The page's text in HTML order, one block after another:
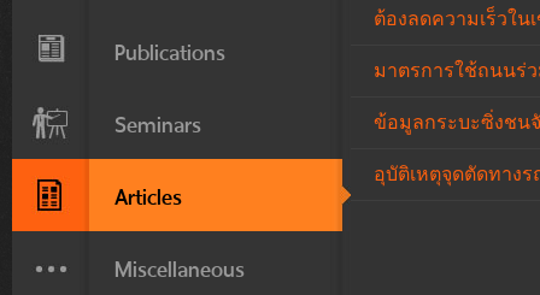
Publications
Seminars
Articles
Miscellaneous
ต้องลดความเร็วใน
มาตรการใช้ถนนร่
ข้อมูลกระบะซิ่งชน
อุบัติเหตุจุดตัดทางร